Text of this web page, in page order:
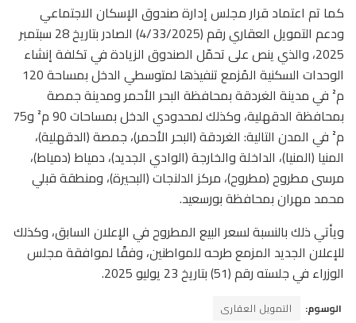
كما تم اعتماد قرار مجلس إدارة صندوق الإسكان الاجتماعي
ودعم التمويل العقاري رقم (4/33/2025) الصادر بتاريخ 28 سبتمبر
2025، والذي ينص على تحمّل الصندوق الزيادة في تكلفة إنشاء
الوحدات السكنية المُزمع تنفيذها لمتوسطي الدخل بمساحة 120
م² في مدينة الغردقة بمحافظة البحر الأحمر ومدينة جمصة
بمحافظة الدقهلية، وكذلك لمحدودي الدخل بمساحات 90 م² و75
م² في المدن التالية: الغردقة (البحر الأحمر)، جمصة (الدقهلية)،
المنيا (المنيا)، الداخلة والخارجة (الوادي الجديد)، دمياط (دمياط)،
مرسى مطروح (مطروح)، مركز الدلنجات (البحيرة)، ومنطقة قبلي
محمد مهران بمحافظة بورسعيد.
ويأتي ذلك بالنسبة لسعر البيع المطروح في الإعلان السابق، وكذلك
للإعلان الجديد المزمع طرحه للمواطنين، وفقًا لموافقة مجلس
الوزراء في جلسته رقم (51) بتاريخ 23 يوليو 2025.
الوسوم: التمويل العقارى